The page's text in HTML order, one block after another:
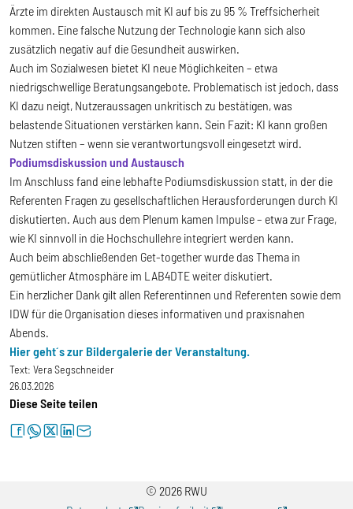
Ärzte im direkten Austausch mit KI auf bis zu 95 % Treffsicherheit
kommen. Eine falsche Nutzung der Technologie kann sich also
zusätzlich negativ auf die Gesundheit auswirken.
Auch im Sozialwesen bietet KI neue Möglichkeiten – etwa
niedrigschwellige Beratungsangebote. Problematisch ist jedoch, dass
KI dazu neigt, Nutzeraussagen unkritisch zu bestätigen, was
belastende Situationen verstärken kann. Sein Fazit: KI kann großen
Nutzen stiften – wenn sie verantwortungsvoll eingesetzt wird.
Podiumsdiskussion und Austausch
Im Anschluss fand eine lebhafte Podiumsdiskussion statt, in der die
Referenten Fragen zu gesellschaftlichen Herausforderungen durch KI
diskutierten. Auch aus dem Plenum kamen Impulse – etwa zur Frage,
wie KI sinnvoll in die Hochschullehre integriert werden kann.
Auch beim abschließenden Get-together wurde das Thema in
gemütlicher Atmosphäre im LAB4DTE weiter diskutiert.
Ein herzlicher Dank gilt allen Referentinnen und Referenten sowie dem
IDW für die Organisation dieses informativen und praxisnahen
Abends.
Hier geht´s zur Bildergalerie der Veranstaltung.
Text: Vera Segschneider
26.03.2026
Diese Seite teilen
facebookwhatsapptwitterlinkedinletter
© 2026 RWU